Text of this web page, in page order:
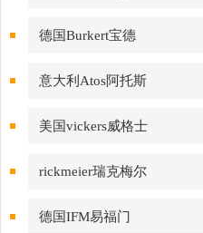
德国Burkert宝德
意大利Atos阿托斯
美国vickers威格士
rickmeier瑞克梅尔
德国IFM易福门